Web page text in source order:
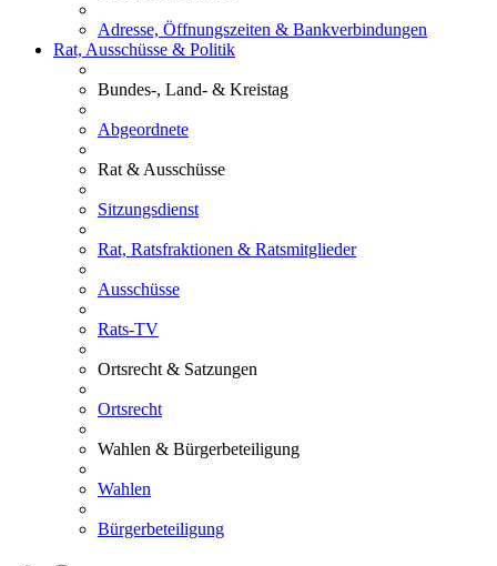
Adresse, Öffnungszeiten & Bankverbindungen
Rat, Ausschüsse & Politik
Bundes-, Land- & Kreistag
Abgeordnete
Rat & Ausschüsse
Sitzungsdienst
Rat, Ratsfraktionen & Ratsmitglieder
Ausschüsse
Rats-TV
Ortsrecht & Satzungen
Ortsrecht
Wahlen & Bürgerbeteiligung
Wahlen
Bürgerbeteiligung